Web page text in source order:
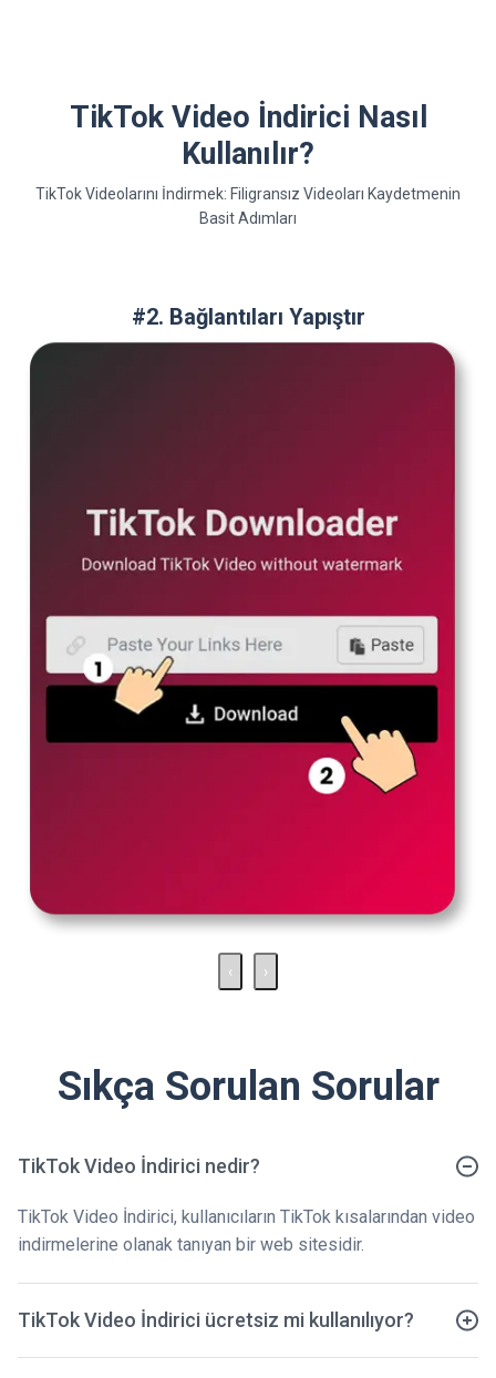
TikTok Video İndirici Nasıl
Kullanılır?
TikTok Videolarını İndirmek: Filigransız Videoları Kaydetmenin
Basit Adımları
#2. Bağlantıları Yapıştır
‹ ›
Sıkça Sorulan Sorular
TikTok Video İndirici nedir?
TikTok Video İndirici, kullanıcıların TikTok kısalarından video
indirmelerine olanak tanıyan bir web sitesidir.
TikTok Video İndirici ücretsiz mi kullanılıyor?